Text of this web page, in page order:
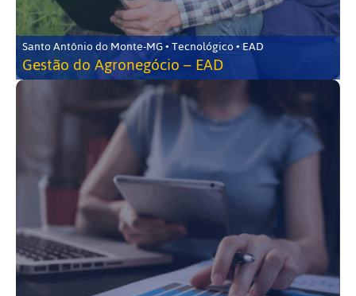
Santo Antônio do Monte-MG • Tecnológico • EAD
Gestão do Agronegócio – EAD